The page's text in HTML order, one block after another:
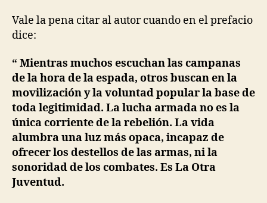
Vale la pena citar al autor cuando en el prefacio
dice:
“ Mientras muchos escuchan las campanas
de la hora de la espada, otros buscan en la
movilización y la voluntad popular la base de
toda legitimidad. La lucha armada no es la
única corriente de la rebelión. La vida
alumbra una luz más opaca, incapaz de
ofrecer los destellos de las armas, ni la
sonoridad de los combates. Es La Otra
Juventud.